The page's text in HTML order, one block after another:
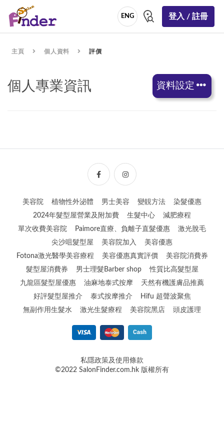
ENG 登入 / 註冊
主頁 個人資料 評價
個人專業資訊 資料設定
美容院 植物性外泌體 男士美容 變靚方法
染髮優惠
2024年髮型屋營業及附加費
生髮中心
減肥療程
單次收費美容院
Paimore直療、負離子直髮優惠
激光脫毛
尖沙咀髮型屋
美容院加入
美容優惠
Fotona激光醫學美容療程
美容優惠真實評價
美容院消費券
髮型屋消費券
男士理髮Barber shop
性質比高髮型屋
九龍區髮型屋優惠
油麻地泰式按摩
天然有機護膚品推薦
好評髮型屋推介
泰式按摩推介
Hifu 超聲波聚焦
無副作用生髮水
激光生髮療程 美容院黑店 頭皮護理
私隱政策及使用條款
©2022 SalonFinder.com.hk 版權所有